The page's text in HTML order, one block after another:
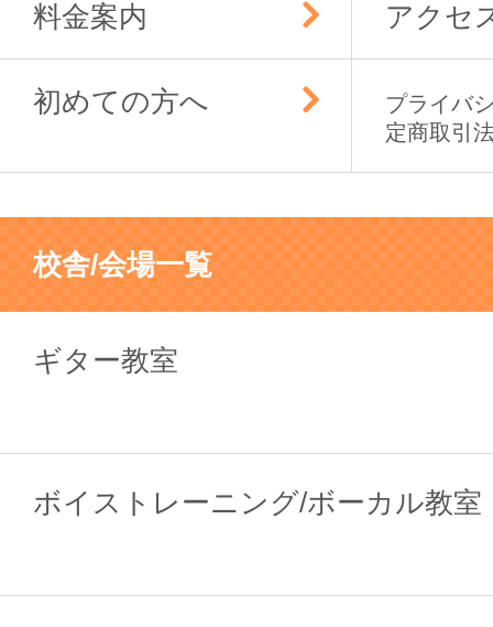
料金案内 アクセ
初めての方へ
プライバ
定商取引
校舎/会場一覧
ギター教室
ボイストレーニング/ボーカル教室